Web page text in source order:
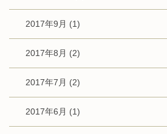
2017年9月 (1)
2017年8月 (2)
2017年7月 (2)
2017年6月 (1)